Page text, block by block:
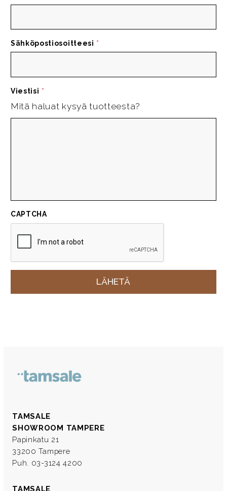
Sähköpostiosoitteesi *
Viestisi *
Mitä haluat kysyä tuotteesta?
CAPTCHA
TAMSALE
SHOWROOM TAMPERE
Papinkatu 21
33200 Tampere
Puh. 03-3124 4200
TAMSALE